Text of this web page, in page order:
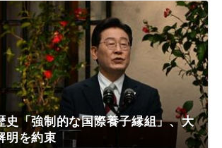
史「強制的な国際養子縁組」、大
明を約束